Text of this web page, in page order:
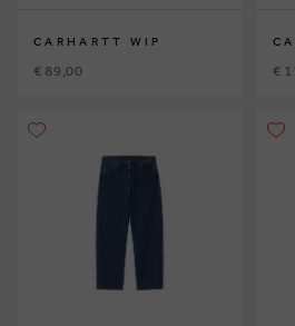
CARHARTT WIP
€ 89,00 €